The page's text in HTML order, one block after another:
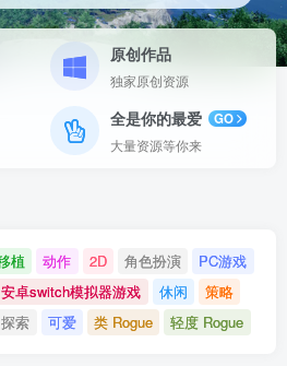
原创作品
独家原创资源
全是你的最爱
GO
大量资源等你来
植 动作 2D 角色扮演
PC游戏
安卓switch模拟器游戏 休闲
策略
探索 可爱 类 Rogue 轻度 Rogue